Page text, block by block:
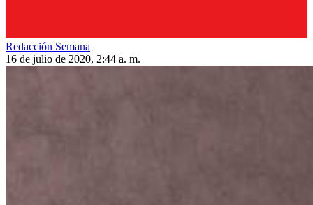
Redacción Semana
16 de julio de 2020, 2:44 a. m.